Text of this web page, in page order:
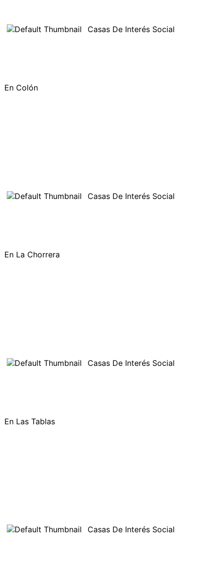
Casas De Interés Social
En Colón
Casas De Interés Social
En La Chorrera
Casas De Interés Social
En Las Tablas
Casas De Interés Social